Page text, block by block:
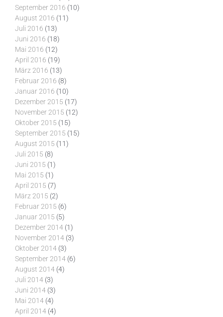
September 2016 (10)
August 2016 (11)
Juli 2016 (13)
Juni 2016 (18)
Mai 2016 (12)
April 2016 (19)
März 2016 (13)
Februar 2016 (8)
Januar 2016 (10)
Dezember 2015 (17)
November 2015 (12)
Oktober 2015 (15)
September 2015 (15)
August 2015 (11)
Juli 2015 (8)
Juni 2015 (1)
Mai 2015 (1)
April 2015 (7)
März 2015 (2)
Februar 2015 (6)
Januar 2015 (5)
Dezember 2014 (1)
November 2014 (3)
Oktober 2014 (3)
September 2014 (6)
August 2014 (4)
Juli 2014 (3)
Juni 2014 (3)
Mai 2014 (4)
April 2014 (4)